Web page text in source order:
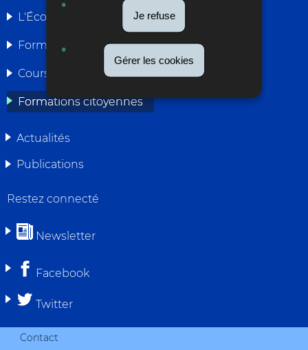
Je refuse
Gérer les cookies
MENU
DE
NAVIGATION
L'École
Formations délégué(e)s
Cours intérimaires
Formations citoyennes
Actualités
Publications
Restez connecté
Newsletter
Facebook
Twitter
Contact